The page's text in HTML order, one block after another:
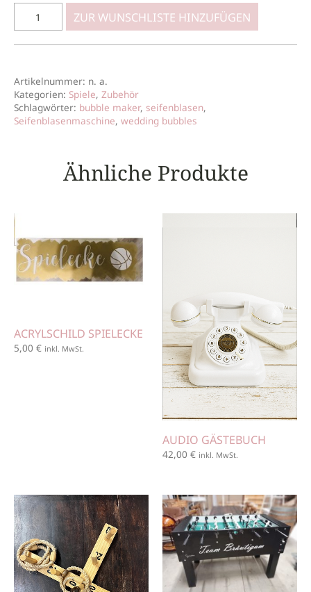
ZUR WUNSCHLISTE HINZUFÜGEN
Artikelnummer: n. a.
Kategorien: Spiele, Zubehör
Schlagwörter: bubble maker, seifenblasen,
Seifenblasenmaschine, wedding bubbles
Ähnliche Produkte
ACRYLSCHILD SPIELECKE
5,00 € inkl. MwSt.
AUDIO GÄSTEBUCH
42,00 € inkl. MwSt.